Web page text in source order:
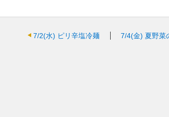
7/2(水) ピリ辛塩冷麺 7/4(金) 夏野菜